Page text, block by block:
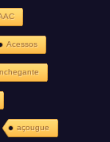
Acessos
açougue